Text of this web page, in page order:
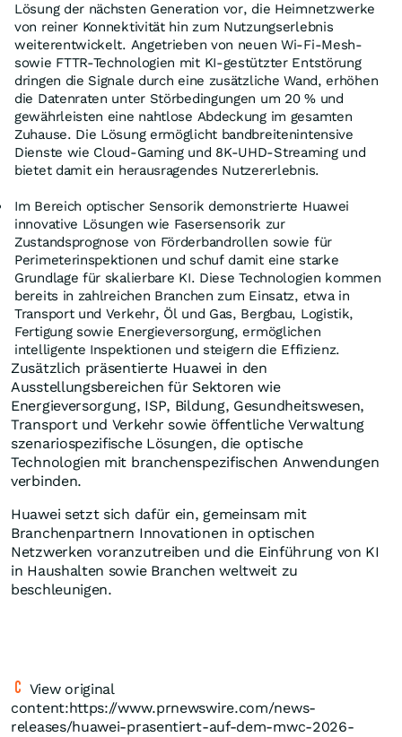
Lösung der nächsten Generation vor, die Heimnetzwerke
von reiner Konnektivität hin zum Nutzungserlebnis
weiterentwickelt. Angetrieben von neuen Wi-Fi-Mesh-
sowie FTTR-Technologien mit KI-gestützter Entstörung
dringen die Signale durch eine zusätzliche Wand, erhöhen
die Datenraten unter Störbedingungen um 20 % und
gewährleisten eine nahtlose Abdeckung im gesamten
Zuhause. Die Lösung ermöglicht bandbreitenintensive
Dienste wie Cloud-Gaming und 8K-UHD-Streaming und
bietet damit ein herausragendes Nutzererlebnis.
Im Bereich optischer Sensorik demonstrierte Huawei
innovative Lösungen wie Fasersensorik zur
Zustandsprognose von Förderbandrollen sowie für
Perimeterinspektionen und schuf damit eine starke
Grundlage für skalierbare KI. Diese Technologien kommen
bereits in zahlreichen Branchen zum Einsatz, etwa in
Transport und Verkehr, Öl und Gas, Bergbau, Logistik,
Fertigung sowie Energieversorgung, ermöglichen
intelligente Inspektionen und steigern die Effizienz.
Zusätzlich präsentierte Huawei in den
Ausstellungsbereichen für Sektoren wie
Energieversorgung, ISP, Bildung, Gesundheitswesen,
Transport und Verkehr sowie öffentliche Verwaltung
szenariospezifische Lösungen, die optische
Technologien mit branchenspezifischen Anwendungen
verbinden.
Huawei setzt sich dafür ein, gemeinsam mit
Branchenpartnern Innovationen in optischen
Netzwerken voranzutreiben und die Einführung von KI
in Haushalten sowie Branchen weltweit zu
beschleunigen.
View original
content:https://www.prnewswire.com/news-
releases/huawei-prasentiert-auf-dem-mwc-2026-